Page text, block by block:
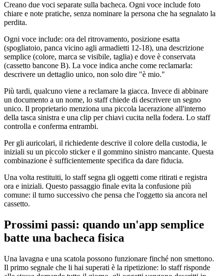
Creano due voci separate sulla bacheca. Ogni voce include foto
chiare e note pratiche, senza nominare la persona che ha segnalato la
perdita.
Ogni voce include: ora del ritrovamento, posizione esatta
(spogliatoio, panca vicino agli armadietti 12-18), una descrizione
semplice (colore, marca se visibile, taglia) e dove è conservata
(cassetto bancone B). La voce indica anche come reclamarla:
descrivere un dettaglio unico, non solo dire "è mio."
Più tardi, qualcuno viene a reclamare la giacca. Invece di abbinare
un documento a un nome, lo staff chiede di descrivere un segno
unico. Il proprietario menziona una piccola lacerazione all'interno
della tasca sinistra e una clip per chiavi cucita nella fodera. Lo staff
controlla e conferma entrambi.
Per gli auricolari, il richiedente descrive il colore della custodia, le
iniziali su un piccolo sticker e il gommino sinistro mancante. Questa
combinazione è sufficientemente specifica da dare fiducia.
Una volta restituiti, lo staff segna gli oggetti come ritirati e registra
ora e iniziali. Questo passaggio finale evita la confusione più
comune: il turno successivo che pensa che l'oggetto sia ancora nel
cassetto.
Prossimi passi: quando un'app semplice
batte una bacheca fisica
Una lavagna e una scatola possono funzionare finché non smettono.
Il primo segnale che li hai superati è la ripetizione: lo staff risponde